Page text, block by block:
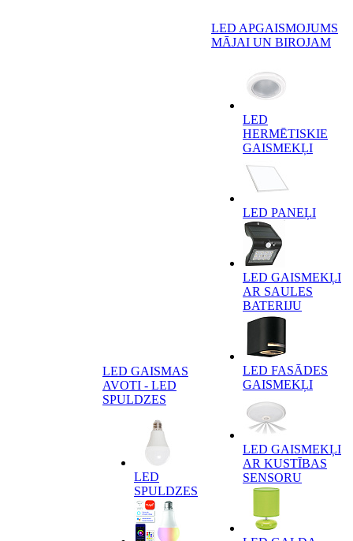
LED GAISMAS
AVOTI - LED
SPULDZES
LED
SPULDZES
LED APGAISMOJUMS
MĀJAI UN BIROJAM
LED
HERMĒTISKIE
GAISMEKĻI
LED PANEĻI
LED GAISMEKĻI
AR SAULES
BATERIJU
LED FASĀDES
GAISMEKĻI
LED GAISMEKĻI
AR KUSTĪBAS
SENSORU